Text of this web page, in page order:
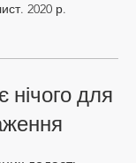
2020 р.
для